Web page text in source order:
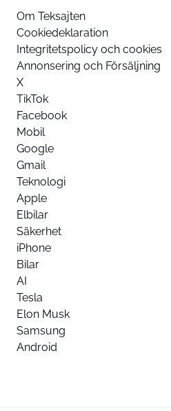
Om Teksajten
Cookiedeklaration
Integritetspolicy och cookies
Annonsering och Försäljning
X
TikTok
Facebook
Mobil
Google
Gmail
Teknologi
Apple
Elbilar
Säkerhet
iPhone
Bilar
AI
Tesla
Elon Musk
Samsung
Android